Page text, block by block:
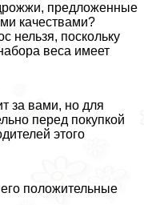
предложенные
качествами?
нельзя, поскольку
веса имеет
за вами, но для
перед покупкой
этого
положительные